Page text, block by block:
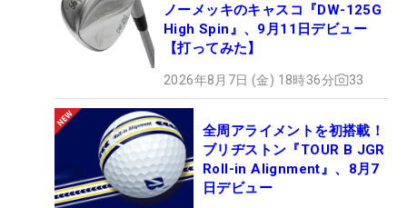
ノーメッキのキャスコ『DW-125G
High Spin』、9月11日デビュー
【打ってみた】
2026年8月7日 (金) 18時36分 33
全周アライメントを初搭載！
ブリヂストン『TOUR B JGR
Roll-in Alignment』、8月7
日デビュー